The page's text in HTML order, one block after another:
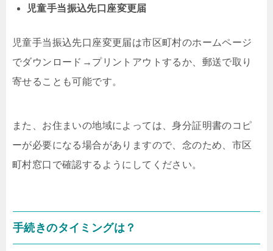
児童手当振込先口座変更届
児童手当振込先口座変更届は市区町村のホームページ
でダウンロード→プリントアウトするか、郵送で取り
寄せることも可能です。
また、お住まいの地域によっては、身分証明書のコピ
ーが必要になる場合がありますので、念のため、市区
町村窓口で確認するようにしてください。
手続きのタイミングは？